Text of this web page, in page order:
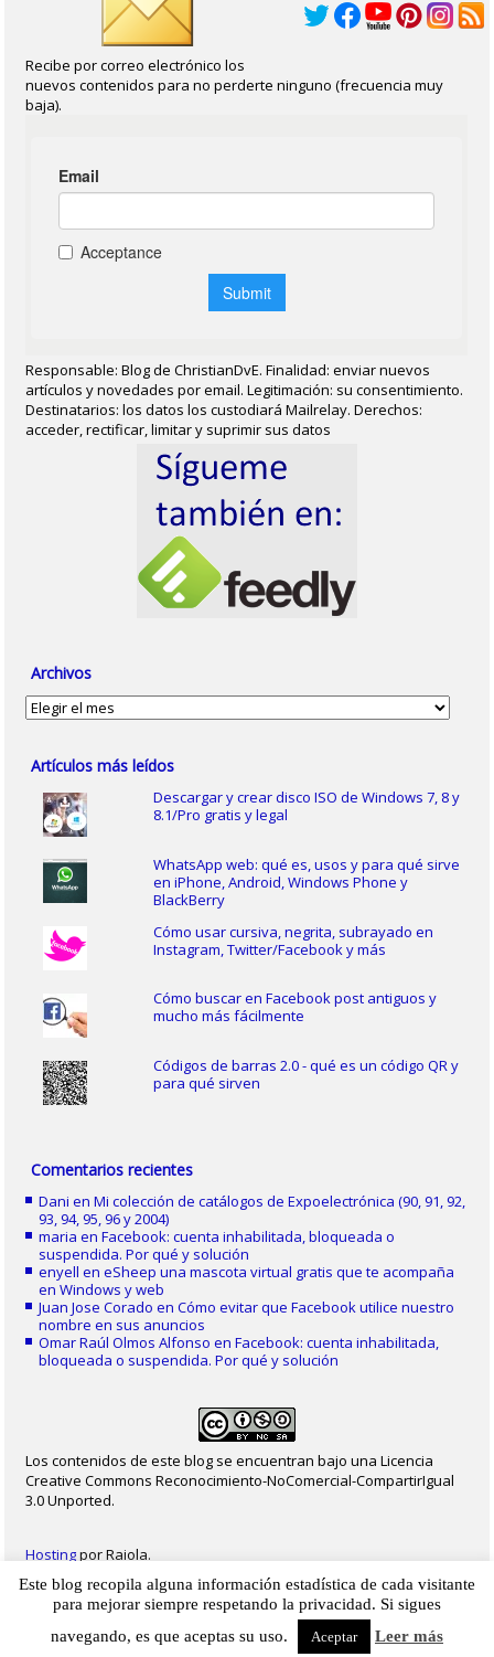
Recibe por correo electrónico los
nuevos contenidos para no perderte ninguno (frecuencia muy
baja).
Responsable: Blog de ChristianDvE. Finalidad: enviar nuevos
artículos y novedades por email. Legitimación: su consentimiento.
Destinatarios: los datos los custodiará Mailrelay. Derechos:
acceder, rectificar, limitar y suprimir sus datos
Archivos
Archivos
Artículos más leídos
Descargar y crear disco ISO de Windows 7, 8 y
8.1/Pro gratis y legal
WhatsApp web: qué es, usos y para qué sirve
en iPhone, Android, Windows Phone y
BlackBerry
Cómo usar cursiva, negrita, subrayado en
Instagram, Twitter/Facebook y más
Cómo buscar en Facebook post antiguos y
mucho más fácilmente
Códigos de barras 2.0 - qué es un código QR y
para qué sirven
Comentarios recientes
Dani enMi colección de catálogos de Expoelectrónica (90, 91, 92,
93, 94, 95, 96 y 2004)
maria enFacebook: cuenta inhabilitada, bloqueada o
suspendida. Por qué y solución
enyell eneSheep una mascota virtual gratis que te acompaña
en Windows y web
Juan Jose Corado enCómo evitar que Facebook utilice nuestro
nombre en sus anuncios
Omar Raúl Olmos Alfonso enFacebook: cuenta inhabilitada,
bloqueada o suspendida. Por qué y solución
Los contenidos de este blog se encuentran bajo una Licencia
Creative Commons Reconocimiento-NoComercial-CompartirIgual
3.0 Unported.
Hostingpor Raiola.
2023 - Christian Delgado von Eitzen| Inicio | Contacto | Mapa web|Aviso legal
|
Privacidad Cookies
Este blog recopila alguna información estadística de cada visitante
para mejorar siempre respetando la privacidad. Si sigues
navegando, es que aceptas su uso.
Aceptar Leer más